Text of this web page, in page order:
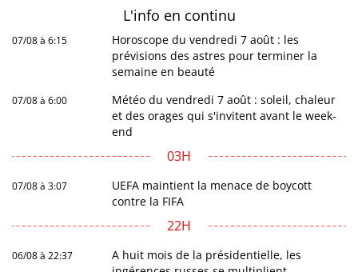
L'info en continu
07/08 à 6:15
Horoscope du vendredi 7 août : les
prévisions des astres pour terminer la
semaine en beauté
07/08 à 6:00
Météo du vendredi 7 août : soleil, chaleur
et des orages qui s'invitent avant le week-
end
03H
07/08 à 3:07
UEFA maintient la menace de boycott
contre la FIFA
22H
06/08 à 22:37
A huit mois de la présidentielle, les